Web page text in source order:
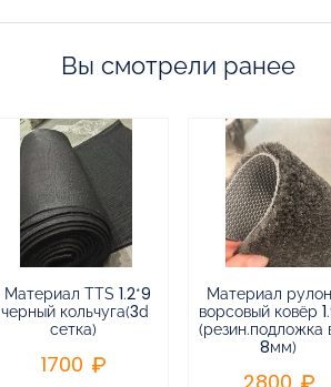
Вы смотрели ранее
Материал TTS 1.2*9
черный кольчуга(3d
сетка)
1700
Материал
ворсовый ковёр
(резин.подложка
8мм)
2800